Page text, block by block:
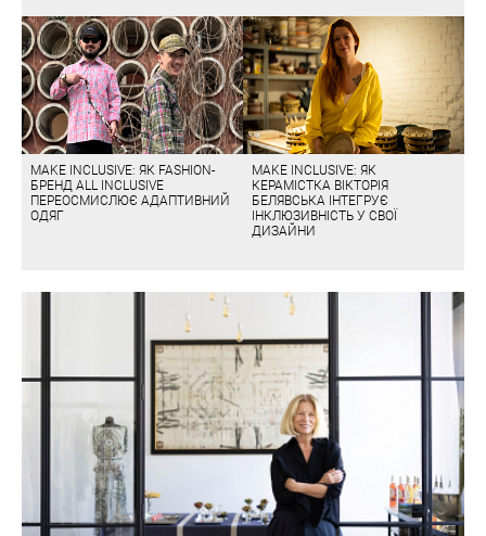
MAKE INCLUSIVE: ЯК FASHION-
БРЕНД ALL INCLUSIVE
ПЕРЕОСМИСЛЮЄ АДАПТИВНИЙ
ОДЯГ
MAKE INCLUSIVE: ЯК
КЕРАМІСТКА ВІКТОРІЯ
БЕЛЯВСЬКА ІНТЕГРУЄ
ІНКЛЮЗИВНІСТЬ У СВОЇ
ДИЗАЙНИ